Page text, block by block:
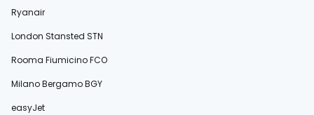
Ryanair
London Stansted STN
Rooma Fiumicino FCO
Milano Bergamo BGY
easyJet